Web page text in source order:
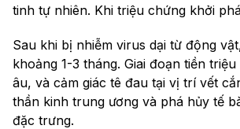
tinh tự nhiên. Khi triệu chứng khởi
Sau khi bị nhiễm virus dại từ động
khoảng 1-3 tháng. Giai đoạn tiền
âu, và cảm giác tê đau tại vị trí vết
thần kinh trung ương và phá hủy tế
đặc trưng.